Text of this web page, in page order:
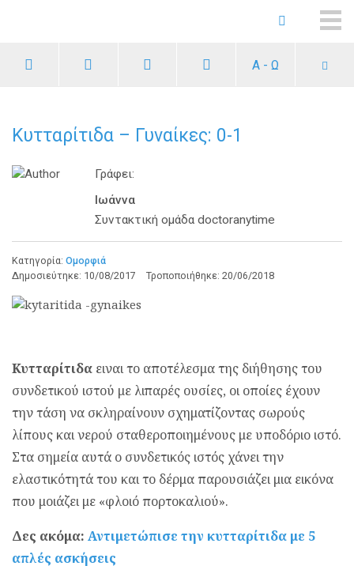
Α - Ω
Κυτταρίτιδα – Γυναίκες: 0-1
Γράφει:
Ιωάννα
Συντακτική ομάδα doctoranytime
Κατηγορία: Ομορφιά
Δημοσιεύτηκε: 10/08/2017 Τροποποιήθηκε: 20/06/2018
Κυτταρίτιδα ειναι το αποτέλεσμα της διήθησης του
συνδετικού ιστού με λιπαρές ουσίες, οι οποίες έχουν
την τάση να σκληραίνουν σχηματίζοντας σωρούς
λίπους και νερού σταθεροποιημένους με υποδόριο ιστό.
Στα σημεία αυτά ο συνδετικός ιστός χάνει την
ελαστικότητά του και το δέρμα παρουσιάζει μια εικόνα
που μοιάζει με «φλοιό πορτοκαλιού».
Δες ακόμα: Αντιμετώπισε την κυτταρίτιδα με 5
απλές ασκήσεις